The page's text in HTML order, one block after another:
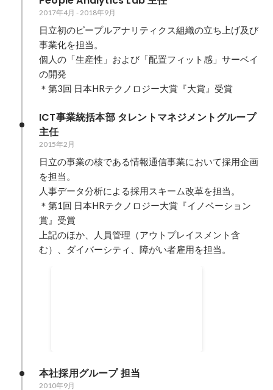
2017年4月 -2018年9月
日立初のピープルアナリティクス組織の立ち上げ及び
事業化を担当。
個人の「生産性」および「配置フィット感」サーベイ
の開発
＊第3回 日本HRテクノロジー大賞『大賞』受賞
ICT事業統括本部 タレントマネジメントグループ
主任
2015年2月
日立の事業の核である情報通信事業において採用企画
を担当。
人事データ分析による採用スキーム改革を担当。
＊第1回 日本HRテクノロジー大賞『イノベーション
賞』受賞
上記のほか、人員管理（アウトプレイスメント含
む）、ダイバーシティ、障がい者雇用を担当。
本社採用グループ 担当
2010年9月